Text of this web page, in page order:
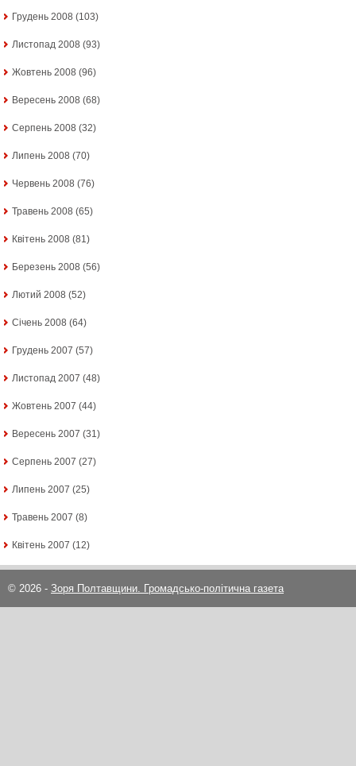
Грудень 2008 (103)
Листопад 2008 (93)
Жовтень 2008 (96)
Вересень 2008 (68)
Серпень 2008 (32)
Липень 2008 (70)
Червень 2008 (76)
Травень 2008 (65)
Квітень 2008 (81)
Березень 2008 (56)
Лютий 2008 (52)
Січень 2008 (64)
Грудень 2007 (57)
Листопад 2007 (48)
Жовтень 2007 (44)
Вересень 2007 (31)
Серпень 2007 (27)
Липень 2007 (25)
Травень 2007 (8)
Квітень 2007 (12)
© 2026 - Зоря Полтавщини. Громадсько-політична газета